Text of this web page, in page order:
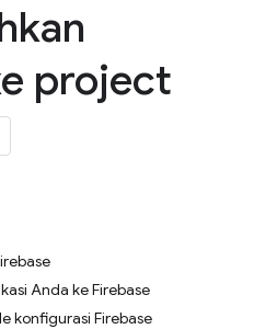
project
Anda ke Firebase
konfigurasi Firebase